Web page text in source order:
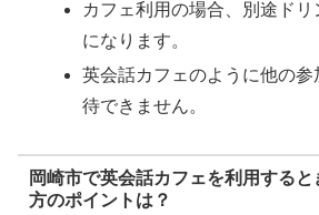
カフェ利用の場合、別途ド
になります。
英会話カフェのように他の参
待できません。
岡崎市で英会話カフェを利用する
方のポイントは？